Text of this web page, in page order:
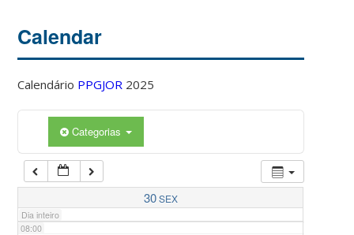
Calendar
Calendário PPGJOR 2025
Categorias
30SEX
Dia inteiro
04:00
05:00
07:00
08:00